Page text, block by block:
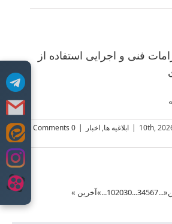
to
فنی و اجرایی استفاده از
| ابلاغیه ها, اخبار |
0 Comments
«
...
34567
...
102030
...
»آخرین »